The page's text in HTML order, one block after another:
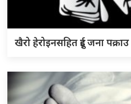
खैरो हेरोइनसहित दुई जना पक्राउ